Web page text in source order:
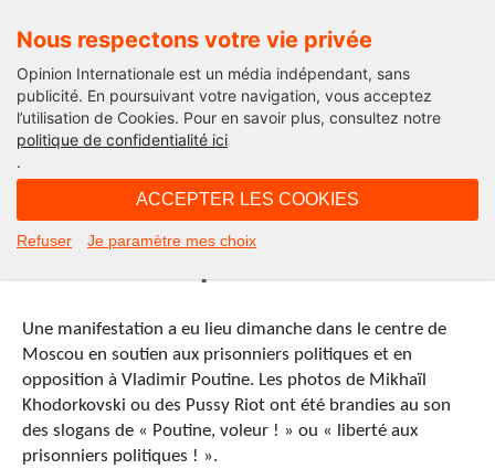
Nous respectons votre vie privée
Opinion Internationale est un média indépendant, sans
publicité. En poursuivant votre navigation, vous acceptez
l’utilisation de Cookies. Pour en savoir plus, consultez notre
politique de confidentialité ici
.
ACCEPTER LES COOKIES
Refuser Je paramètre mes choix
Le Fil
Russie : Manifestation pour la
Une manifestation a eu lieu dimanche dans le centre de
Moscou en soutien aux prisonniers politiques et en
opposition à Vladimir Poutine. Les photos de Mikhaïl
Khodorkovski ou des Pussy Riot ont été brandies au son
des slogans de « Poutine, voleur ! » ou « liberté aux
prisonniers politiques ! ».